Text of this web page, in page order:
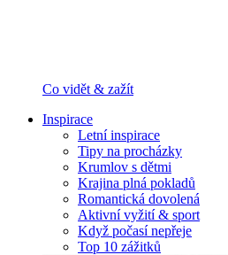
Co vidět & zažít
Inspirace
Letní inspirace
Tipy na procházky
Krumlov s dětmi
Krajina plná pokladů
Romantická dovolená
Aktivní vyžití & sport
Když počasí nepřeje
Top 10 zážitků